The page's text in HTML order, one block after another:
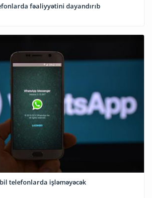
fəaliyyətini dayandırıb
telefonlarda işləməyəcək